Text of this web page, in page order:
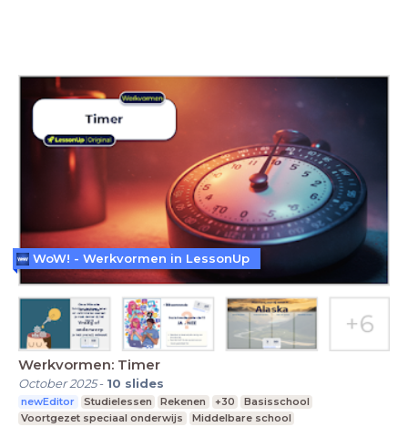
Werkvormen: Timer
October 2025- 10 slides
newEditor Studielessen Rekenen +30
Basisschool
Voortgezet speciaal onderwijs
Middelbare school
WoW! - Werkvormen in LessonUp